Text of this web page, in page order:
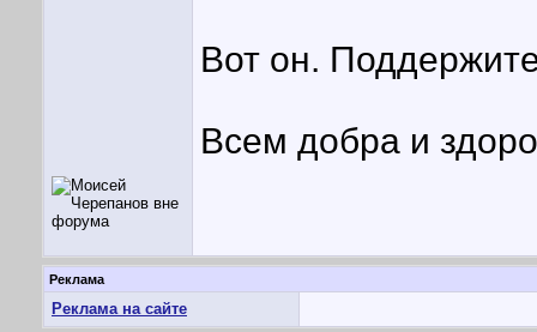
Вот он.
Всем добра и
Реклама
Реклама на сайте